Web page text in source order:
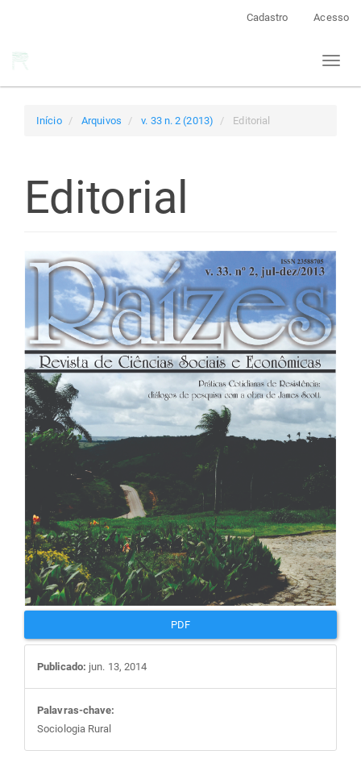
Cadastro Acesso
Toggle
Início Arquivos v. 33 n. 2 (2013) Editorial
Editorial
Barra
lateral
de
artigos
PDF
Publicado: jun. 13, 2014
Palavras-chave:
Sociologia Rural